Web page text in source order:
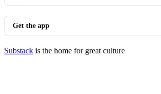
Get the app
Substack is the home for great culture